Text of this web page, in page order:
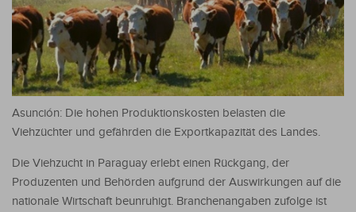
Asunción: Die hohen Produktionskosten belasten die
Viehzüchter und gefährden die Exportkapazität des Landes.
Die Viehzucht in Paraguay erlebt einen Rückgang, der
Produzenten und Behörden aufgrund der Auswirkungen auf die
nationale Wirtschaft beunruhigt. Branchenangaben zufolge ist